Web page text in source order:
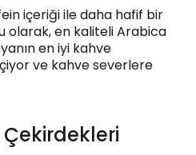
içeriği ile daha hafif bir
olarak, en kaliteli Arabica
en iyi kahve
ve kahve severlere